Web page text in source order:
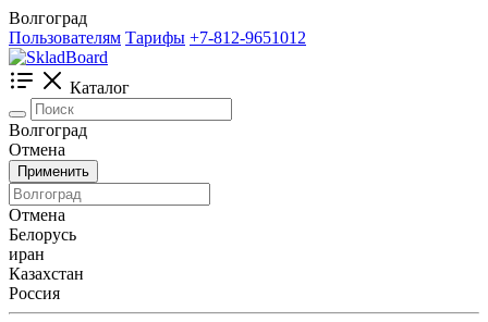
Волгоград
Пользователям Тарифы +7-812-9651012
Каталог
Волгоград
Отмена
Применить
Отмена
Белорусь
иран
Казахстан
Россия